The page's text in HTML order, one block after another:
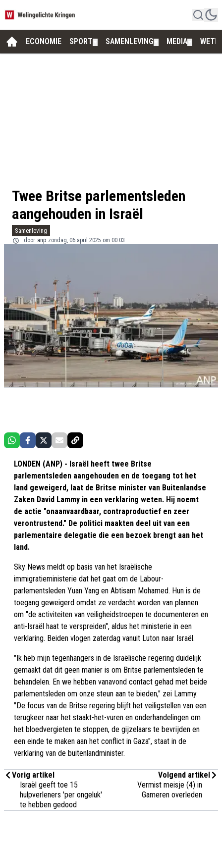
ECONOMIE SPORT SAMENLEVING MEDIA
Twee Britse parlementsleden
aangehouden in Israël
Samenleving
door anp zondag, 06 april 2025 om 00:03
LONDEN (ANP) - Israël heeft twee Britse
parlementsleden aangehouden en de toegang tot het
land geweigerd, laat de Britse minister van Buitenlandse
Zaken David Lammy in een verklaring weten. Hij noemt
de actie "onaanvaardbaar, contraproductief en zeer
verontrustend." De politici maakten deel uit van een
parlementaire delegatie die een bezoek brengt aan het
land.
Sky News meldt op basis van het Israëlische
immigratieministerie dat het gaat om de Labour-
parlementsleden Yuan Yang en Abtisam Mohamed. Hun is de
toegang geweigerd omdat ze verdacht worden van plannen
om "de activiteiten van veiligheidstroepen te documenteren en
anti-Israël haat te verspreiden", aldus het ministerie in een
verklaring. Beiden vlogen zaterdag vanuit Luton naar Israël.
"Ik heb mijn tegenhangers in de Israëlische regering duidelijk
gemaakt dat dit geen manier is om Britse parlementsleden te
behandelen. En we hebben vanavond contact gehad met beide
parlementsleden om onze steun aan te bieden," zei Lammy.
"De focus van de Britse regering blijft het veiligstellen van een
terugkeer naar het staakt-het-vuren en onderhandelingen om
het bloedvergieten te stoppen, de gijzelaars te bevrijden en
een einde te maken aan het conflict in Gaza", staat in de
verklaring van de buitenlandminister.
Vorig artikel
Israël geeft toe 15
hulpverleners 'per ongeluk'
te hebben gedood
Volgend artikel
Vermist meisje (4) in
Gameren overleden